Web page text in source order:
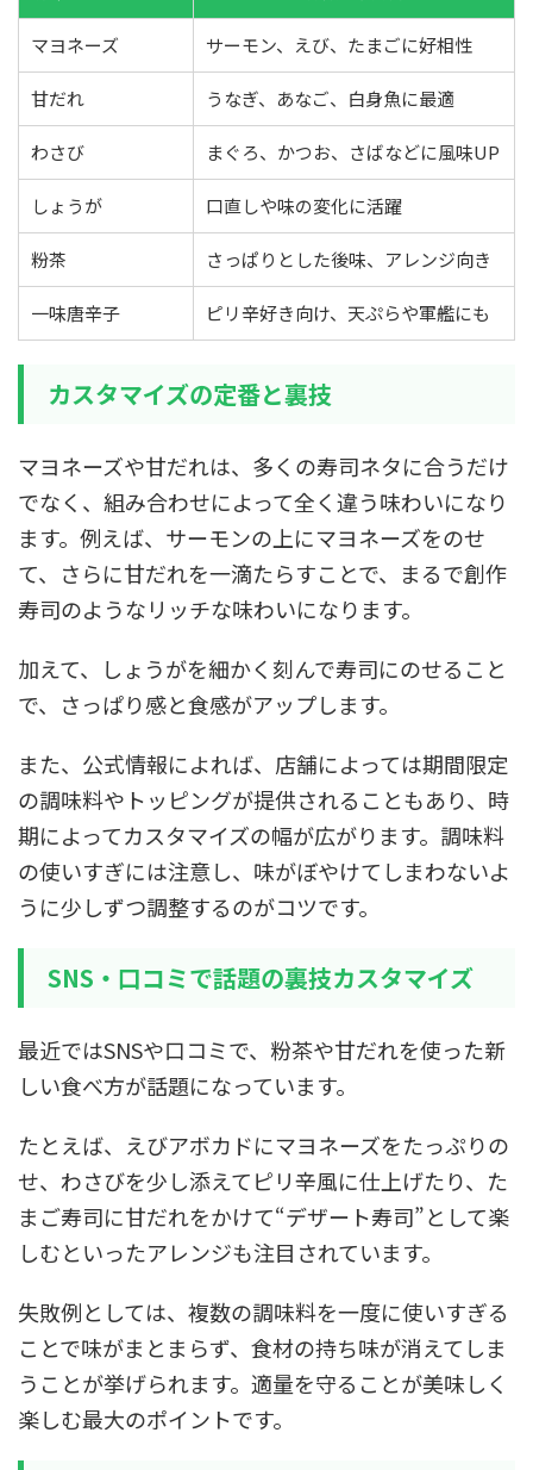
マヨネーズ サーモン、えび、たまごに好相性
甘だれ うなぎ、あなご、白身魚に最適
わさび まぐろ、かつお、さばなどに風味UP
しょうが 口直しや味の変化に活躍
粉茶 さっぱりとした後味、アレンジ向き
一味唐辛子 ピリ辛好き向け、天ぷらや軍艦にも
カスタマイズの定番と裏技
マヨネーズや甘だれは、多くの寿司ネタに合うだけ
でなく、組み合わせによって全く違う味わいになり
ます。例えば、サーモンの上にマヨネーズをのせ
て、さらに甘だれを一滴たらすことで、まるで創作
寿司のようなリッチな味わいになります。
加えて、しょうがを細かく刻んで寿司にのせること
で、さっぱり感と食感がアップします。
また、公式情報によれば、店舗によっては期間限定
の調味料やトッピングが提供されることもあり、時
期によってカスタマイズの幅が広がります。調味料
の使いすぎには注意し、味がぼやけてしまわないよ
うに少しずつ調整するのがコツです。
SNS・口コミで話題の裏技カスタマイズ
最近ではSNSや口コミで、粉茶や甘だれを使った新
しい食べ方が話題になっています。
たとえば、えびアボカドにマヨネーズをたっぷりの
せ、わさびを少し添えてピリ辛風に仕上げたり、た
まご寿司に甘だれをかけて“デザート寿司”として楽
しむといったアレンジも注目されています。
失敗例としては、複数の調味料を一度に使いすぎる
ことで味がまとまらず、食材の持ち味が消えてしま
うことが挙げられます。適量を守ることが美味しく
楽しむ最大のポイントです。